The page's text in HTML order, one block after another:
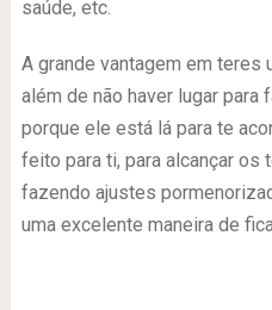
saúde, etc.
A grande vantagem em teres
além de não haver lugar
porque ele está lá para te
feito para ti, para alcançar
fazendo ajustes
uma excelente maneira de